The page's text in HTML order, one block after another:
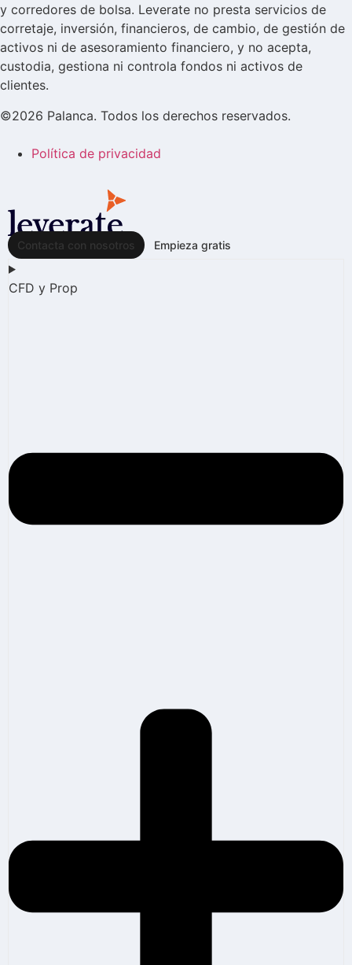
y corredores de bolsa. Leverate no presta servicios de
corretaje, inversión, financieros, de cambio, de gestión de
activos ni de asesoramiento financiero, y no acepta,
custodia, gestiona ni controla fondos ni activos de
clientes.
©2026 Palanca. Todos los derechos reservados.
Política de privacidad
Contacta con nosotros Empieza gratis
CFD y Prop